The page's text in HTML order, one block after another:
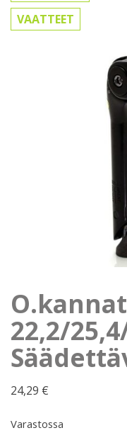
VAATTEET
22,2/
24,29 €
Varastossa